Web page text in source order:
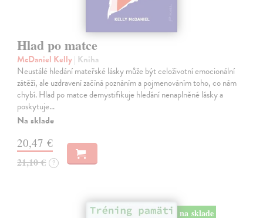
Hlad po matce
McDaniel Kelly| Kniha
Neustálé hledání mateřské lásky může být celoživotní emocionální
zátěží, ale uzdravení začíná poznáním a pojmenováním toho, co nám
chybí. Hlad po matce demystifikuje hledání nenaplněné lásky a
poskytuje…
Na sklade
20,47 €
21,10 € ?
na sklade